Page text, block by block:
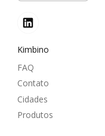
Kimbino
FAQ
Contato
Cidades
Produtos